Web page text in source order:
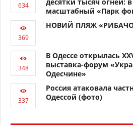
десятки тысяч огней:
масштабный «Парк
НОВИЙ ПЛЯЖ
В Одессе открылась
выставка-форум
Одесчине»
Россия атаковала
Одессой (фото)